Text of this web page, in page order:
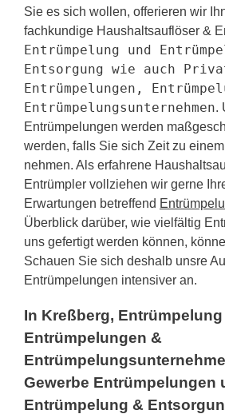
Sie es sich wollen, offerieren wir
fachkundige Haushaltsauflöser &
Entrümpelung und
Entsorgung wie auch
Entrümpelungen,
Entrümpelungsunternehmen.
Entrümpelungen werden
werden, falls Sie sich Zeit zu
nehmen. Als erfahrene
Entrümpler vollziehen wir gerne
Erwartungen betreffend
Überblick darüber, wie vielfältig
uns gefertigt werden können,
Schauen Sie sich deshalb unsre
Entrümpelungen intensiver an.
In Kreßberg, Entrümpelung
Entrümpelungen &
Gewerbe Entrümpelungen
Entrümpelung &